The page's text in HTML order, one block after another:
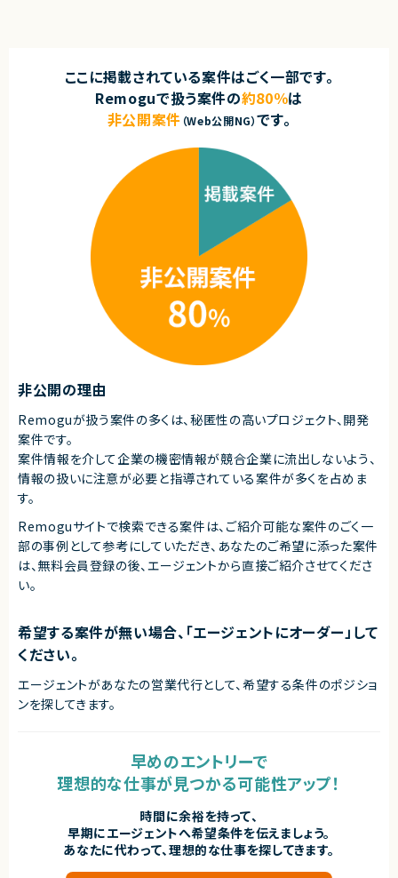
ここに掲載されている案件はごく一部です。
Remoguで扱う案件の約80％は
非公開案件 （Web公開NG）です。
非公開の理由
Remoguが扱う案件の多くは、秘匿性の高いプロジェクト、開発
案件です。
案件情報を介して企業の機密情報が競合企業に流出しないよう、
情報の扱いに注意が必要と指導されている案件が多くを占めま
す。
Remoguサイトで検索できる案件は、ご紹介可能な案件のごく一
部の事例として参考にしていただき、 あなたのご希望に添った案件
は、無料会員登録の後、エージェントから直接ご紹介させてくださ
い。
希望する案件が無い場合、「エージェントにオーダー」して
ください。
エージェントがあなたの営業代行として、希望する条件のポジショ
ンを探してきます。
早めのエントリーで
理想的な仕事が見つかる可能性アップ！
時間に余裕を持って、
早期にエージェントへ希望条件を伝えましょう。
あなたに代わって、理想的な仕事を探してきます。